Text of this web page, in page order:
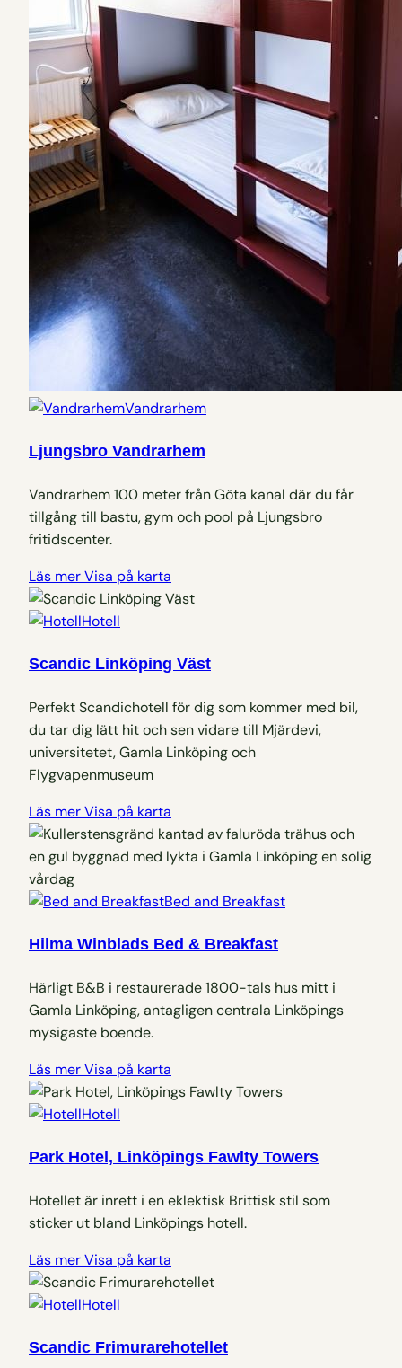
Vandrarhem
Ljungsbro Vandrarhem
Vandrarhem 100 meter från Göta kanal där du får
tillgång till bastu, gym och pool på Ljungsbro
fritidscenter.
Läs merVisa på karta
Hotell
Scandic Linköping Väst
Perfekt Scandichotell för dig som kommer med bil,
du tar dig lätt hit och sen vidare till Mjärdevi,
universitetet, Gamla Linköping och
Flygvapenmuseum
Läs merVisa på karta
Bed and Breakfast
Hilma Winblads Bed & Breakfast
Härligt B&B i restaurerade 1800-tals hus mitt i
Gamla Linköping, antagligen centrala Linköpings
mysigaste boende.
Läs merVisa på karta
Hotell
Park Hotel, Linköpings Fawlty Towers
Hotellet är inrett i en eklektisk Brittisk stil som
sticker ut bland Linköpings hotell.
Läs merVisa på karta
Hotell
Scandic Frimurarehotellet